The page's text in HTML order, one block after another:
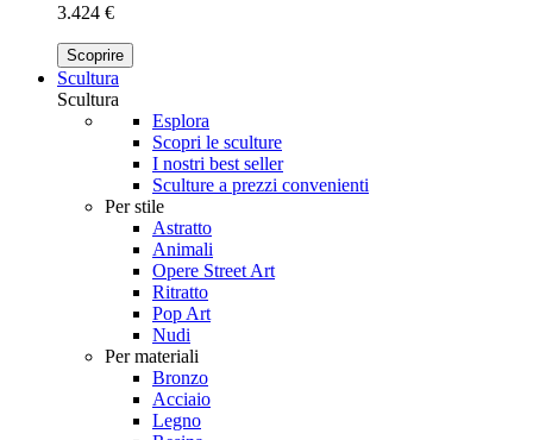
3.424 €
Scoprire
Scultura
Scultura
Esplora
Scopri le sculture
I nostri best seller
Sculture a prezzi convenienti
Per stile
Astratto
Animali
Opere Street Art
Ritratto
Pop Art
Nudi
Per materiali
Bronzo
Acciaio
Legno